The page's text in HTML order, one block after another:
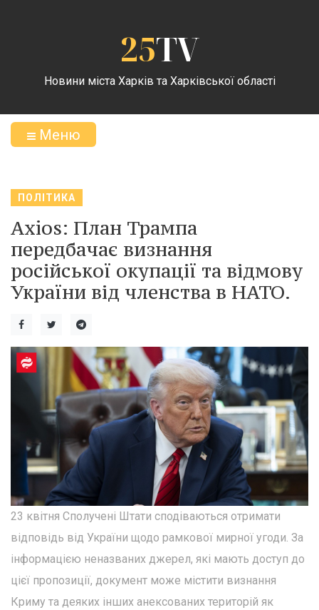
25TV
Новини міста Харків та Харківської області
Меню
ПОЛІТИКА
Axios: План Трампа
передбачає визнання
російської окупації та відмову
України від членства в НАТО.
23 квітня Сполучені Штати сподіваються отримати
відповідь від України щодо рамкової мирної угоди. За
інформацією неназваних джерел, які мають доступ до
цієї пропозиції, документ може містити визнання
Криму та деяких інших анексованих територій як